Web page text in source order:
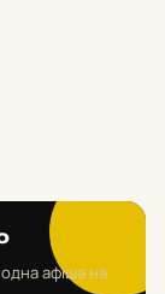
афіша на